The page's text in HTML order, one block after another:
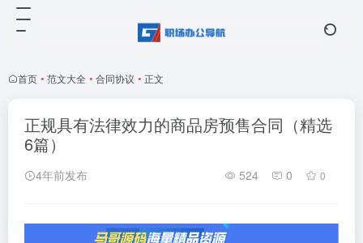
首页 • 范文大全 • 合同协议 • 正文
正规具有法律效力的商品房预售合同（精选
6篇）
4年前发布 524 0 0